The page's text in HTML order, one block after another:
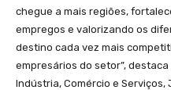
chegue a mais regiões,
empregos e valorizando os
destino cada vez mais
empresários do setor”,
Indústria, Comércio e Serviços,